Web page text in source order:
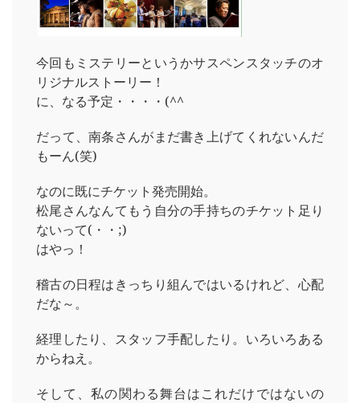
今回もミステリーというかサスペンスタッチのオ
リジナルストーリー！
に、なる予定・・・・(^^ゞ
だって、南条さんがまだ書き上げてくれないんだ
もーん(笑)
なのに既にチケット発売開始。
松尾さんなんてもう自分の手持ちのチケット足り
ないって(・・;)
はやっ！
稽古の日程はきっちり組んではいるけれど、心配
だな～。
経理したり、スタッフ手配したり。いろいろある
からねえ。
そして、私の関わる舞台はこれだけではないの